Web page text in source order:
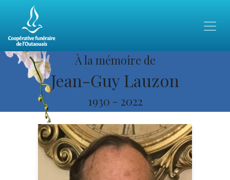
À la mémoire de
Jean-Guy Lauzon
1930 - 2022